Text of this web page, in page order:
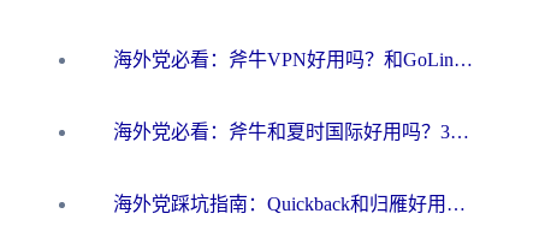
海外党必看：斧牛VPN好用吗？和GoLinkVPN对比哪个回国效果更好？
海外党必看：斧牛和夏时国际好用吗？3步选对回国加速器，无缝刷国内资源
海外党踩坑指南：Quickback和归雁好用吗？选对加速器才能无缝刷国内资源